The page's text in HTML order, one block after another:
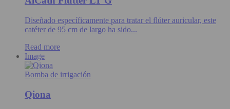
Diseñado específicamente para tratar el flúter auricular, este
catéter de 95 cm de largo ha sido...
Read more
Image
Bomba de irrigación
Qiona